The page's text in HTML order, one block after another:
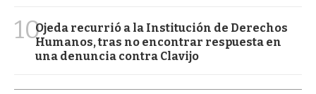
10Ojeda recurrió a la Institución de Derechos
Humanos, tras no encontrar respuesta en
una denuncia contra Clavijo